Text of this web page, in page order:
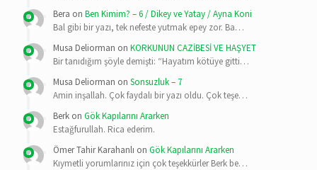
Bera on Ben Kimim? – 6 / Dikey ve Yatay / Ayna Koni
Bal gibi bir yazı, tek nefeste yutmak epey zor. Ba…
Musa Deliorman on KORKUNUN CAZİBESİ VE HAŞYET
Bir tanıdığım şöyle demişti: “Hayatım kötüye gitti…
Musa Deliorman on Sonsuzluk – 7
Amin inşallah. Çok faydalı bir yazı oldu. Çok teşe…
Berk on Gök Kapılarını Ararken
Estağfurullah. Rica ederim.
Ömer Tahir Karahanlı on Gök Kapılarını Ararken
Kıymetli yorumlarınız için çok teşekkürler Berk be…